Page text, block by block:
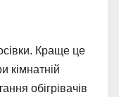
Краще це
кімнатній
обігрівачів